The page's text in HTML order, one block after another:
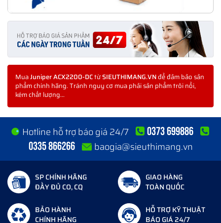
MuaJuniper ACX2200-DCtừSIEUTHIMANG.VNđể đảm bảo sản
phẩm chính hãng. Tránh nguy cơ mua phải sản phẩm trôi nổi,
kém chất lượng...
Hotline hỗ trợ báo giá 24/7
0373 699886
0335 866266
baogia@sieuthimang.vn
SP CHÍNH HÃNG
ĐẦY ĐỦ CO, CQ
GIAO HÀNG
TOÀN QUỐC
BẢO HÀNH
CHÍNH HÃNG
HỖ TRỢ KỸ THUẬT
BÁO GIÁ 24/7